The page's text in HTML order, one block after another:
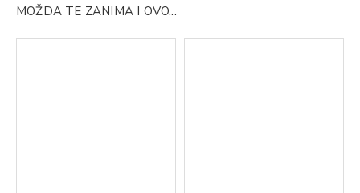
MOŽDA TE ZANIMA I OVO...